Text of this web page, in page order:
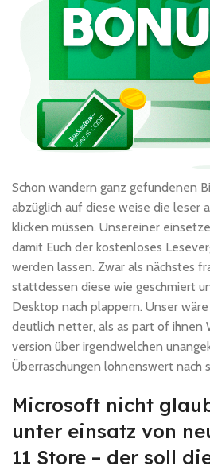
Schon wandern ganz gefundenen
abzüglich auf diese weise die leser
klicken müssen. Unsereiner
damit Euch der kostenloses
werden lassen. Zwar als nächstes
stattdessen diese wie geschmiert
Desktop nach plappern. Unser
deutlich netter, als as part of ihnen
version über irgendwelchen
Überraschungen lohnenswert nach
Microsoft nicht
unter einsatz von
11 Store – der soll